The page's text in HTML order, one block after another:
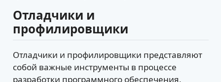
Отладчики и
профилировщики
Отладчики и профилировщики представляют
собой важные инструменты в процессе
разработки программного обеспечения,